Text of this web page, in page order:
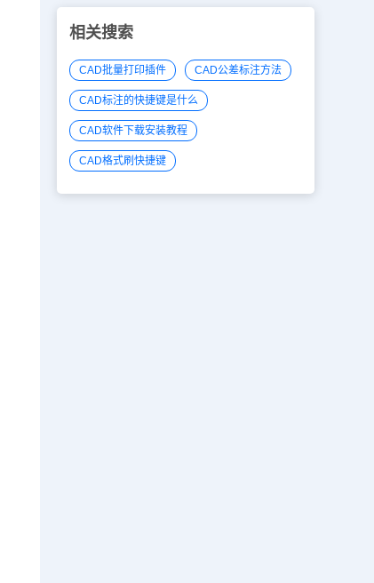
相关搜索
CAD批量打印插件 CAD公差标注方法
CAD标注的快捷键是什么
CAD软件下载安装教程
CAD格式刷快捷键